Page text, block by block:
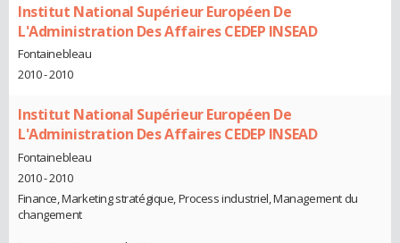
Institut National Supérieur Européen De
L'Administration Des Affaires CEDEP INSEAD
Fontainebleau
2010 - 2010
Institut National Supérieur Européen De
L'Administration Des Affaires CEDEP INSEAD
Fontainebleau
2010 - 2010
Finance, Marketing stratégique, Process industriel, Management du
changement